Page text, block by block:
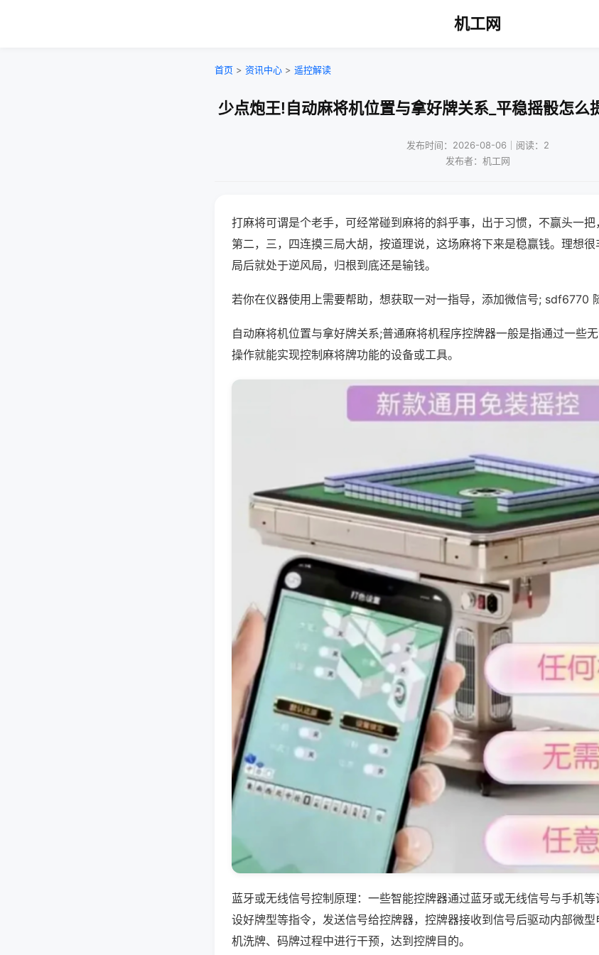
机工网
首页 > 资讯中心 > 遥控解读
少点炮王!自动麻将机位置与拿好牌关系_平稳摇骰怎么
发布时间：2026-08-06｜阅读：2
发布者：机工网
打麻将可谓是个老手，可经常碰到麻将的斜乎事，出于习惯，不赢头一把
第二，三，四连摸三局大胡，按道理说，这场麻将下来是稳赢钱。理想
局后就处于逆风局，归根到底还是输钱。
若你在仪器使用上需要帮助，想获取一对一指导，添加微信号; sdf6770
自动麻将机位置与拿好牌关系;普通麻将机程序控牌器一般是指通过一些
操作就能实现控制麻将牌功能的设备或工具。
蓝牙或无线信号控制原理：一些智能控牌器通过蓝牙或无线信号与手机
设好牌型等指令，发送信号给控牌器，控牌器接收到信号后驱动内部微
机洗牌、码牌过程中进行干预，达到控牌目的。